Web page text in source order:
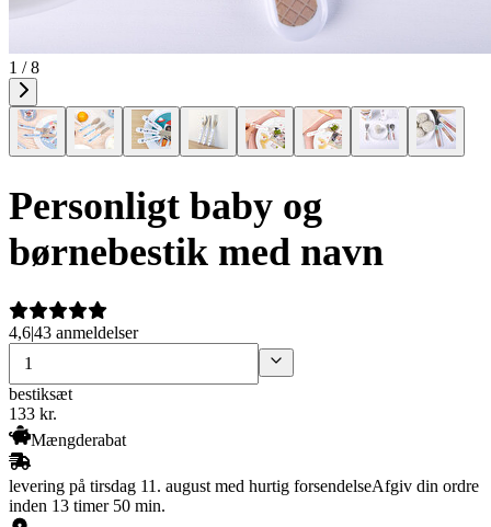
1 / 8
Personligt baby og
børnebestik med navn
4,6|43 anmeldelser
bestiksæt
133 kr.
Mængderabat
levering på tirsdag 11. august med hurtig forsendelseAfgiv din ordre
inden 13 timer 50 min.